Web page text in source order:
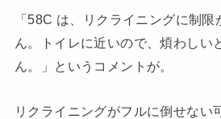
「58C は、リクライニングに制
ん。トイレに近いので、煩わしい
ん。」というコメントが。
リクライニングがフルに倒せない